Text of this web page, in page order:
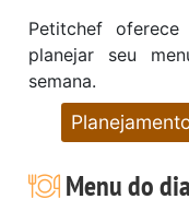
Petitchef
planejar seu
semana.
Menu do dia